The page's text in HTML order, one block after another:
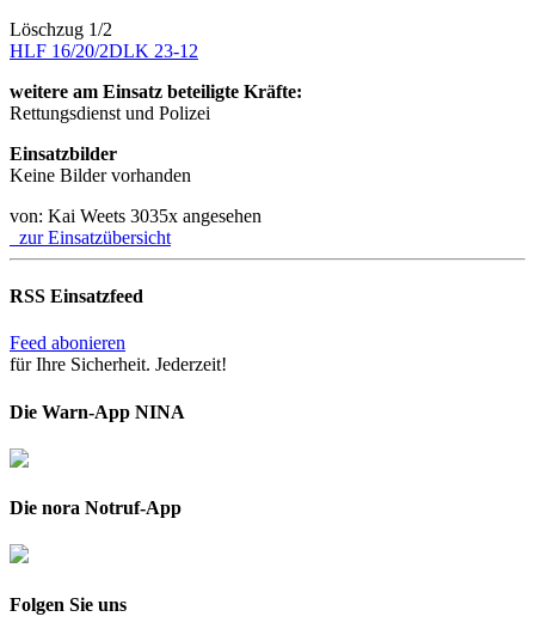
Löschzug 1/2
HLF 16/20/2DLK 23-12
weitere am Einsatz beteiligte Kräfte:
Rettungsdienst und Polizei
Einsatzbilder
Keine Bilder vorhanden
von: Kai Weets 3035x angesehen
zur Einsatzübersicht
RSS Einsatzfeed
Feed abonieren
für Ihre Sicherheit. Jederzeit!
Die Warn-App NINA
Die nora Notruf-App
Folgen Sie uns